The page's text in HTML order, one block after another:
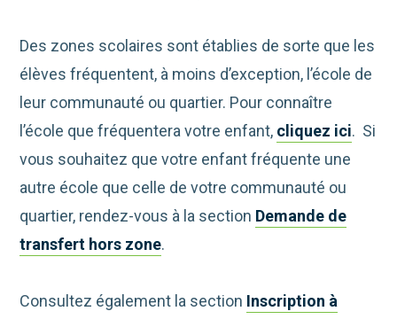
Des zones scolaires sont établies de sorte que les
élèves fréquentent, à moins d’exception, l’école de
leur communauté ou quartier. Pour connaître
l’école que fréquentera votre enfant, cliquez ici. Si
vous souhaitez que votre enfant fréquente une
autre école que celle de votre communauté ou
quartier, rendez-vous à la section Demande de
transfert hors zone.
Consultez également la section Inscription à